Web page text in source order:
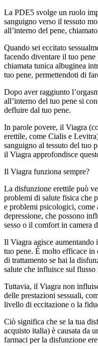
La PDE5 svolge un ruolo
sanguigno verso il tessuto
all’interno del pene,
Quando sei eccitato
facendo diventare il tuo
chiamata tunica albuginea
tuo pene, permettendoti di
Dopo aver raggiunto
all’interno del tuo pene si
defluire dal tuo pene.
In parole povere, il Viagra
erettile, come Cialis e
sanguigno al tessuto del tuo
il Viagra approfondisce
Il Viagra funziona sempre?
La disfunzione erettile può
problemi di salute fisica che
e problemi psicologici, come
depressione, che possono
sesso o il comfort in camera
Il Viagra agisce
tuo pene. È molto efficace in
di trattamento se hai la
salute che influisce sul
Tuttavia, il Viagra non
delle prestazioni sessuali,
livello di eccitazione o la
Ciò significa che se la tua
acquisto italia) è causata da
farmaci per la disfunzione